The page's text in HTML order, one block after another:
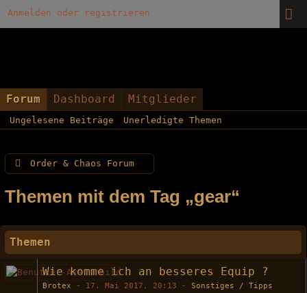
Anmelden oder registrieren
Forum Dashboard Mitglieder
Ungelesene Beiträge Unerledigte Themen
Order & Chaos Forum
Themen mit dem Tag „gear“
Themen
Wie komme ich an besseres Equip ?
Brotex - 17. Mai 2017, 20:13 - Sonstiges / Tipps